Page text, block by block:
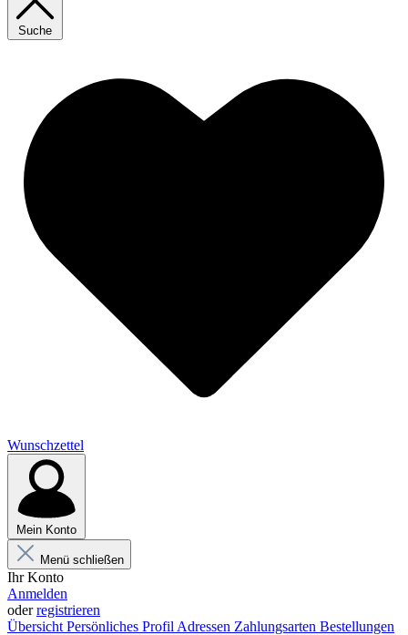
Suche
Wunschzettel
Mein Konto
Menü schließen
Ihr Konto
Anmelden
oderregistrieren
Übersicht Persönliches Profil Adressen Zahlungsarten Bestellungen